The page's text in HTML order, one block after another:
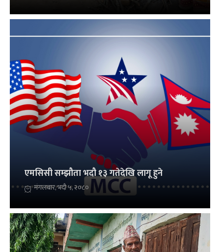
एमसिसी सम्झौता भदौ १३ गतेदेखि लागू हुने
मंगलबार, भदौ ५, २०८०